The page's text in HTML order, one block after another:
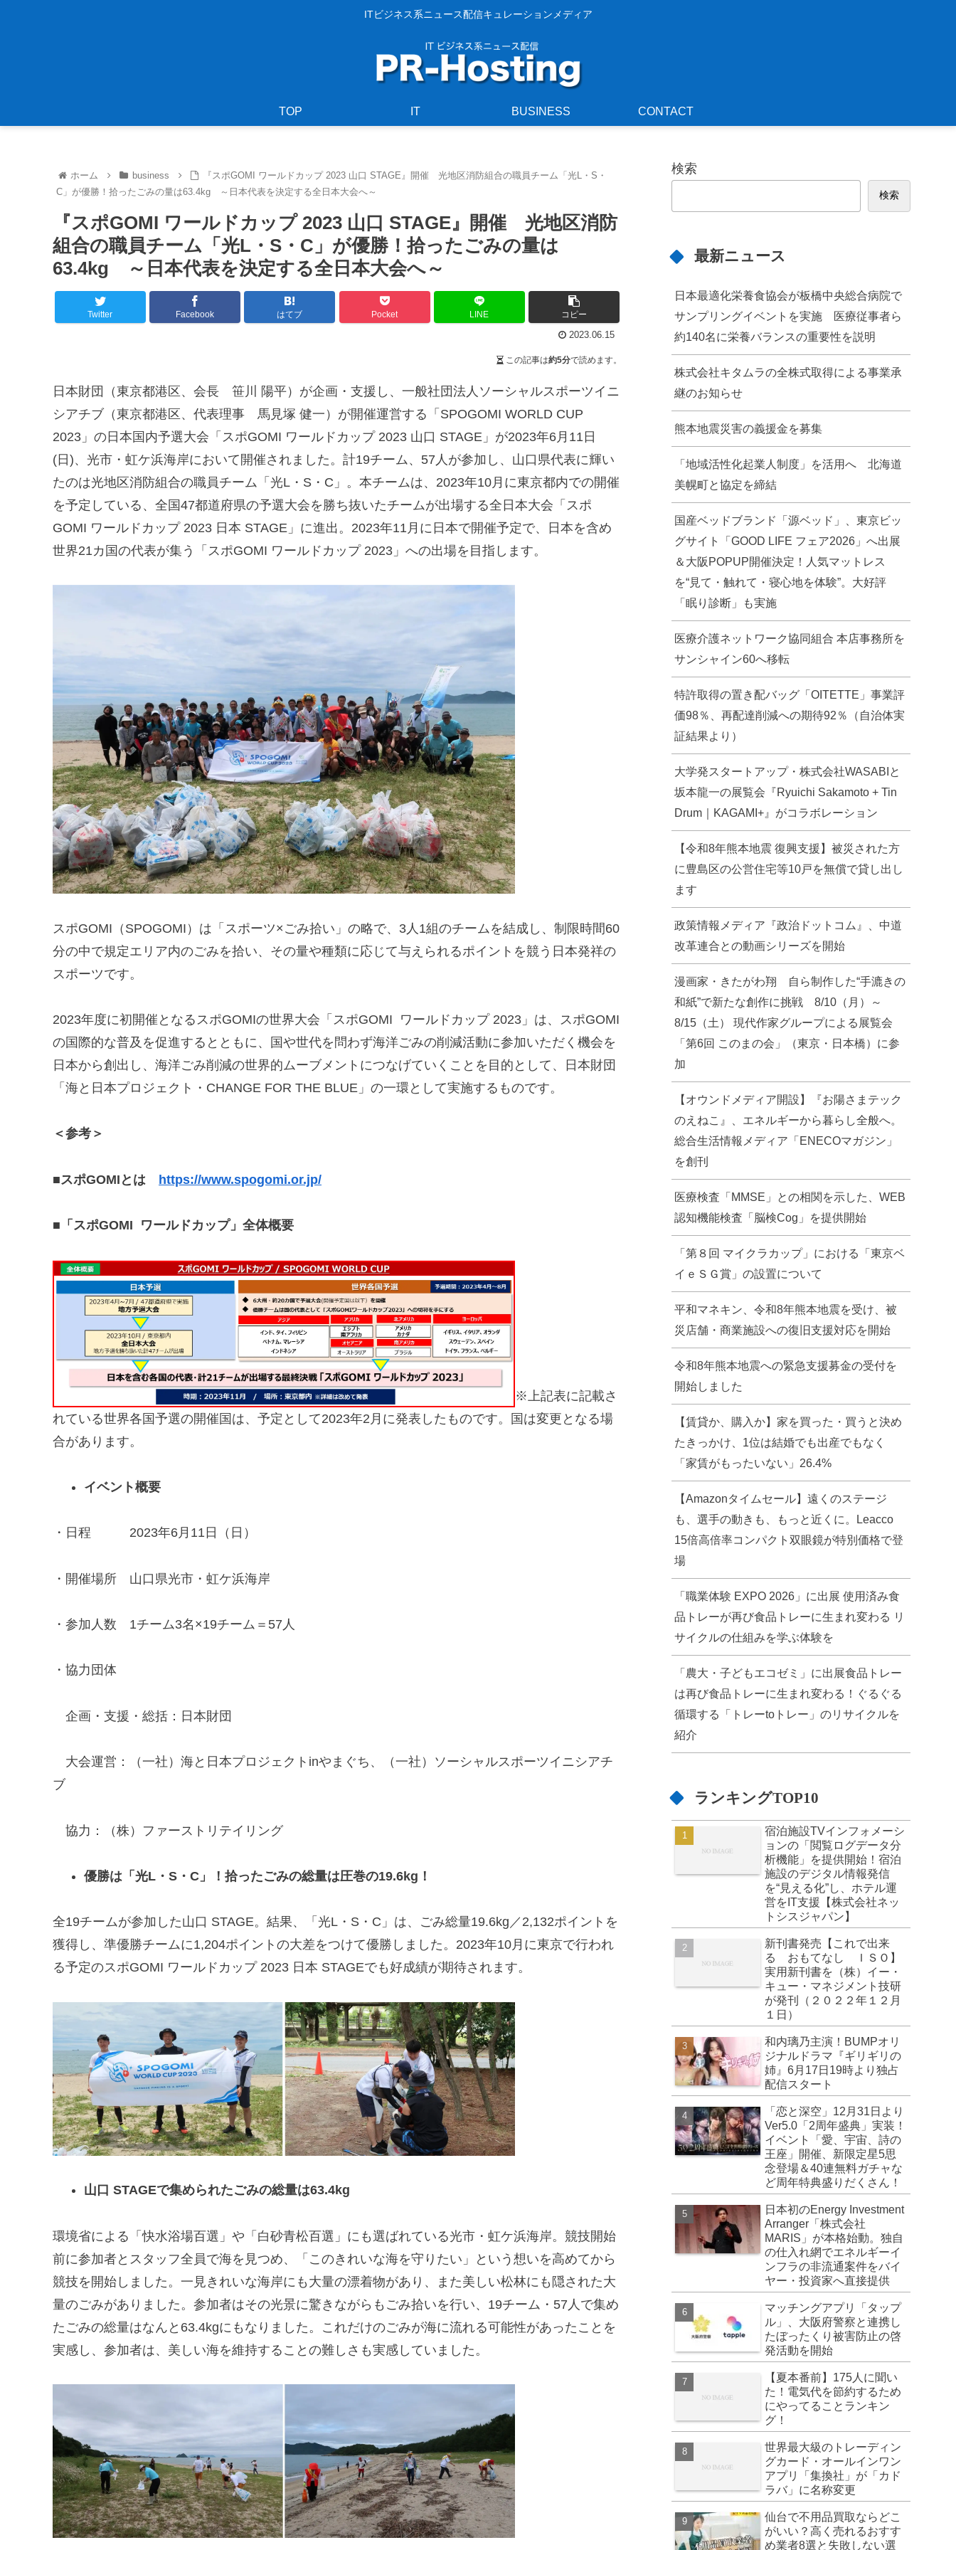
ITビジネス系ニュース配信キュレーションメディア
TOP IT BUSINESS CONTACT
ホーム business
『スポGOMI ワールドカップ 2023 山口 STAGE』開催 光地区消防組合の職員チーム「光L・S・
C」が優勝！拾ったごみの量は63.4kg ～日本代表を決定する全日本大会へ～
『スポGOMI ワールドカップ 2023 山口 STAGE』開催 光地区消防
組合の職員チーム「光L・S・C」が優勝！拾ったごみの量は
63.4kg ～日本代表を決定する全日本大会へ～
Twitter Facebook はてブ Pocket LINE コピー
2023.06.15
この記事は約5分で読めます。
日本財団（東京都港区、会長 笹川 陽平）が企画・支援し、一般社団法人ソーシャルスポーツイニ
シアチブ（東京都港区、代表理事 馬見塚 健一）が開催運営する「SPOGOMI WORLD CUP
2023」の日本国内予選大会「スポGOMI ワールドカップ 2023 山口 STAGE」が2023年6月11日
(日)、光市・虹ケ浜海岸において開催されました。計19チーム、57人が参加し、山口県代表に輝い
たのは光地区消防組合の職員チーム「光L・S・C」。本チームは、2023年10月に東京都内での開催
を予定している、全国47都道府県の予選大会を勝ち抜いたチームが出場する全日本大会「スポ
GOMI ワールドカップ 2023 日本 STAGE」に進出。2023年11月に日本で開催予定で、日本を含め
世界21カ国の代表が集う「スポGOMI ワールドカップ 2023」への出場を目指します。
スポGOMI（SPOGOMI）は「スポーツ×ごみ拾い」の略で、3人1組のチームを結成し、制限時間60
分の中で規定エリア内のごみを拾い、その量や種類に応じて与えられるポイントを競う日本発祥の
スポーツです。
2023年度に初開催となるスポGOMIの世界大会「スポGOMI ワールドカップ 2023」は、スポGOMI
の国際的な普及を促進するとともに、国や世代を問わず海洋ごみの削減活動に参加いただく機会を
日本から創出し、海洋ごみ削減の世界的ムーブメントにつなげていくことを目的として、日本財団
「海と日本プロジェクト・CHANGE FOR THE BLUE」の一環として実施するものです。
＜参考＞
■スポGOMIとは https://www.spogomi.or.jp/
■「スポGOMI ワールドカップ」全体概要
※上記表に記載さ
れている世界各国予選の開催国は、予定として2023年2月に発表したものです。国は変更となる場
合があります。
イベント概要
・日程 2023年6月11日（日）
・開催場所 山口県光市・虹ケ浜海岸
・参加人数 1チーム3名×19チーム＝57人
・協力団体
企画・支援・総括：日本財団
大会運営：（一社）海と日本プロジェクトinやまぐち、（一社）ソーシャルスポーツイニシアチ
ブ
協力：（株）ファーストリテイリング
優勝は「光L・S・C」！拾ったごみの総量は圧巻の19.6kg！
全19チームが参加した山口 STAGE。結果、「光L・S・C」は、ごみ総量19.6kg／2,132ポイントを
獲得し、準優勝チームに1,204ポイントの大差をつけて優勝しました。2023年10月に東京で行われ
る予定のスポGOMI ワールドカップ 2023 日本 STAGEでも好成績が期待されます。
山口 STAGEで集められたごみの総量は63.4kg
環境省による「快水浴場百選」や「白砂青松百選」にも選ばれている光市・虹ケ浜海岸。競技開始
前に参加者とスタッフ全員で海を見つめ、「このきれいな海を守りたい」という想いを高めてから
競技を開始しました。一見きれいな海岸にも大量の漂着物があり、また美しい松林にも隠された大
量のごみがありました。参加者はその光景に驚きながらもごみ拾いを行い、19チーム・57人で集め
たごみの総量はなんと63.4kgにもなりました。これだけのごみが海に流れる可能性があったことを
実感し、参加者は、美しい海を維持することの難しさも実感していました。
検索
検索
最新ニュース
日本最適化栄養食協会が板橋中央総合病院で
サンプリングイベントを実施 医療従事者ら
約140名に栄養バランスの重要性を説明
株式会社キタムラの全株式取得による事業承
継のお知らせ
熊本地震災害の義援金を募集
「地域活性化起業人制度」を活用へ 北海道
美幌町と協定を締結
国産ベッドブランド「源ベッド」、東京ビッ
グサイト「GOOD LIFE フェア2026」へ出展
＆大阪POPUP開催決定！人気マットレス
を“見て・触れて・寝心地を体験”。大好評
「眠り診断」も実施
医療介護ネットワーク協同組合 本店事務所を
サンシャイン60へ移転
特許取得の置き配バッグ「OITETTE」事業評
価98％、再配達削減への期待92％（自治体実
証結果より）
大学発スタートアップ・株式会社WASABIと
坂本龍一の展覧会『Ryuichi Sakamoto + Tin
Drum｜KAGAMI+』がコラボレーション
【令和8年熊本地震 復興支援】被災された方
に豊島区の公営住宅等10戸を無償で貸し出し
ます
政策情報メディア『政治ドットコム』、中道
改革連合との動画シリーズを開始
漫画家・きたがわ翔 自ら制作した“手漉きの
和紙”で新たな創作に挑戦 8/10（月）～
8/15（土） 現代作家グループによる展覧会
「第6回 このまの会」（東京・日本橋）に参
加
【オウンドメディア開設】『お陽さまテック
のえねこ』、エネルギーから暮らし全般へ。
総合生活情報メディア「ENECOマガジン」
を創刊
医療検査「MMSE」との相関を示した、WEB
認知機能検査「脳検Cog」を提供開始
「第８回 マイクラカップ」における「東京ベ
イｅＳＧ賞」の設置について
平和マネキン、令和8年熊本地震を受け、被
災店舗・商業施設への復旧支援対応を開始
令和8年熊本地震への緊急支援募金の受付を
開始しました
【賃貸か、購入か】家を買った・買うと決め
たきっかけ、1位は結婚でも出産でもなく
「家賃がもったいない」26.4%
【Amazonタイムセール】遠くのステージ
も、選手の動きも、もっと近くに。Leacco
15倍高倍率コンパクト双眼鏡が特別価格で登
場
「職業体験 EXPO 2026」に出展 使用済み食
品トレーが再び食品トレーに生まれ変わる リ
サイクルの仕組みを学ぶ体験を
「農大・子どもエコゼミ」に出展食品トレー
は再び食品トレーに生まれ変わる！ぐるぐる
循環する「トレーtoトレー」のリサイクルを
紹介
ランキングTOP10
宿泊施設TVインフォメーシ
ョンの「閲覧ログデータ分
析機能」を提供開始！宿泊
施設のデジタル情報発信
を“見える化”し、ホテル運
営をIT支援【株式会社ネッ
トシスジャパン】
新刊書発売【これで出来
る おもてなし ＩＳＯ】
実用新刊書を（株）イー・
キュー・マネジメント技研
が発刊（２０２２年１２月
１日）
和内璃乃主演！BUMPオリ
ジナルドラマ『ギリギリの
姉』6月17日19時より独占
配信スタート
「恋と深空」12月31日より
Ver5.0「2周年盛典」実装！
イベント「愛、宇宙、詩の
王座」開催、新限定星5思
念登場＆40連無料ガチャな
ど周年特典盛りだくさん！
日本初のEnergy Investment
Arranger「株式会社
MARIS」が本格始動。独自
の仕入れ網でエネルギーイ
ンフラの非流通案件をバイ
ヤー・投資家へ直接提供
マッチングアプリ「タップ
ル」、大阪府警察と連携し
たぼったくり被害防止の啓
発活動を開始
【夏本番前】175人に聞い
た！電気代を節約するため
にやってることランキン
グ！
世界最大級のトレーディン
グカード・オールインワン
アプリ「集換社」が「カド
ラバ」に名称変更
仙台で不用品買取ならどこ
がいい？高く売れるおすす
め業者8選と失敗しない選